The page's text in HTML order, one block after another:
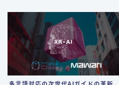
多言語対応の次世代AIガイドの革新